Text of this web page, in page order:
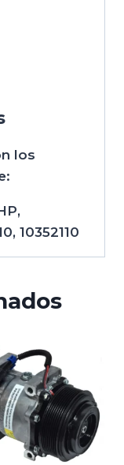
los
10352110